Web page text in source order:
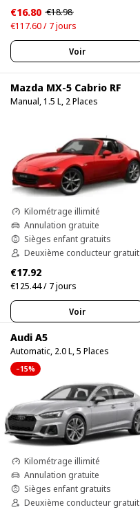
€16.80 €18.98
€117.60 / 7 jours
Voir
Mazda MX-5 Cabrio RF
Manual, 1.5 L, 2 Places
Kilométrage illimité
Annulation gratuite
Sièges enfant gratuits
Deuxième conducteur gratuit
€17.92
€125.44 / 7 jours
Voir
Audi A5
Automatic, 2.0 L, 5 Places
–15%
Kilométrage illimité
Annulation gratuite
Sièges enfant gratuits
Deuxième conducteur gratuit